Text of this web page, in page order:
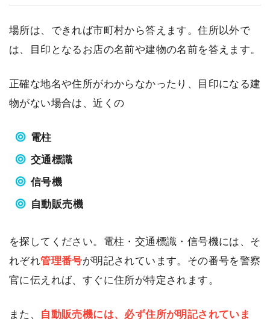
場所は、できれば市町村から答えます。住所以外で
は、目印となるお店の名前や建物の名前を答えます。
正確な地名や住所がわからなかったり、目印になる建
物がない場合は、近くの
電柱
交通標識
信号機
自動販売機
を探してください。電柱・交通標識・信号機には、そ
れぞれ管理番号が明記されています。その番号を警察
官に伝えれば、すぐに住所が特定されます。
また、 自動販売機には、必ず住所が明記されていま